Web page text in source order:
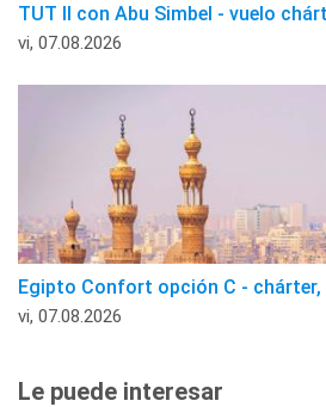
TUT II con Abu Simbel - vuelo
vi, 07.08.2026
Egipto Confort opción C - chárter,
vi, 07.08.2026
Le puede interesar